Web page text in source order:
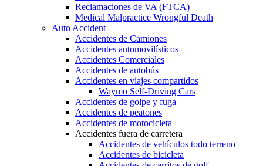
Reclamaciones de VA (FTCA)
Medical Malpractice Wrongful Death
Auto Accident
Accidentes de Camiones
Accidentes automovilísticos
Accidentes Comerciales
Accidentes de autobús
Accidentes en viajes compartidos
Waymo Self-Driving Cars
Accidentes de golpe y fuga
Accidentes de peatones
Accidentes de motocicleta
Accidentes fuera de carretera
Accidentes de vehículos todo terreno
Accidentes de bicicleta